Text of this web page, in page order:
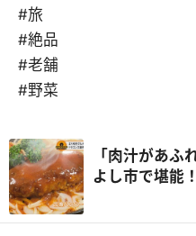
#旅
#絶品
#老舗
#野菜
「肉汁があふ
よし市で堪能
アフロ』